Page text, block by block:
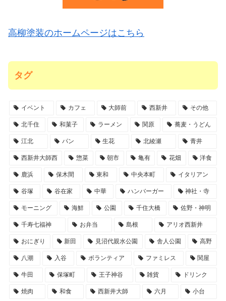
高柳塗装のホームページはこちら
タグ
イベント カフェ 大師前 西新井 その他
北千住 和菓子 ラーメン 関原 蕎麦・うどん
江北 パン 生花 北綾瀬 青井
西新井大師西 惣菜 朝市 亀有 花畑 洋食
鹿浜 保木間 東和 中央本町 イタリアン
谷塚 谷在家 中華 ハンバーガー 神社・寺
モーニング 海鮮 公園 千住大橋 佐野・神明
千寿七福神 お弁当 島根 アリオ西新井
おにぎり 新田 見沼代親水公園 舎人公園 高野
八潮 入谷 ボランティア ファミレス 関屋
牛田 保塚町 王子神谷 雑貨 ドリンク
焼肉 和食 西新井大師 六月 小台